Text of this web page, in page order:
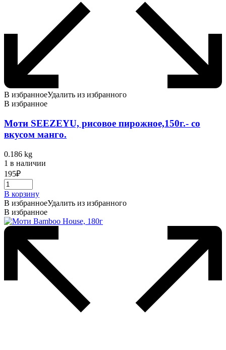
В избранноеУдалить из избранного
В избранное
Моти SEEZEYU, рисовое пирожное,150г.- со
вкусом манго.
0.186 kg
1 в наличии
195₽
В корзину
В избранноеУдалить из избранного
В избранное